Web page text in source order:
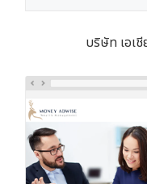
บริษัท เอเ